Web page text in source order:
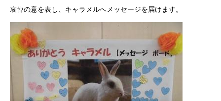
哀悼の意を表し、キャラメルへメッセージを届けます。